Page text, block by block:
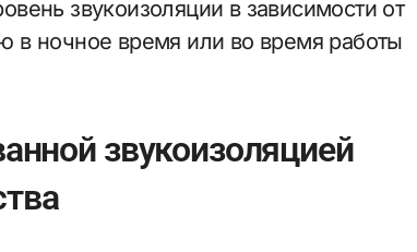
звукоизоляции в зависимости от
в ночное время или во время работы
звукоизоляцией